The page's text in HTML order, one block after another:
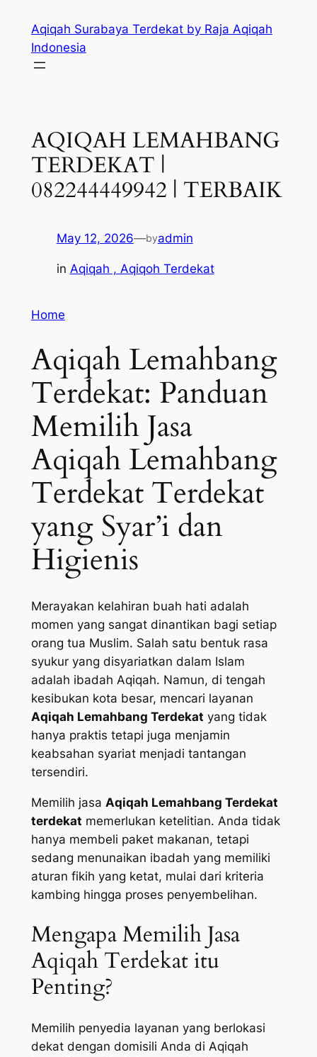
content
Aqiqah Surabaya Terdekat by Raja Aqiqah
Indonesia
AQIQAH LEMAHBANG
TERDEKAT |
082244449942 | TERBAIK
May 12, 2026—byadmin
in Aqiqah , Aqiqoh Terdekat
Home
Aqiqah Lemahbang
Terdekat: Panduan
Memilih Jasa
Aqiqah Lemahbang
Terdekat Terdekat
yang Syar’i dan
Higienis
Merayakan kelahiran buah hati adalah
momen yang sangat dinantikan bagi setiap
orang tua Muslim. Salah satu bentuk rasa
syukur yang disyariatkan dalam Islam
adalah ibadah Aqiqah. Namun, di tengah
kesibukan kota besar, mencari layanan
Aqiqah Lemahbang Terdekat yang tidak
hanya praktis tetapi juga menjamin
keabsahan syariat menjadi tantangan
tersendiri.
Memilih jasa Aqiqah Lemahbang Terdekat
terdekat memerlukan ketelitian. Anda tidak
hanya membeli paket makanan, tetapi
sedang menunaikan ibadah yang memiliki
aturan fikih yang ketat, mulai dari kriteria
kambing hingga proses penyembelihan.
Mengapa Memilih Jasa
Aqiqah Terdekat itu
Penting?
Memilih penyedia layanan yang berlokasi
dekat dengan domisili Anda di Aqiqah